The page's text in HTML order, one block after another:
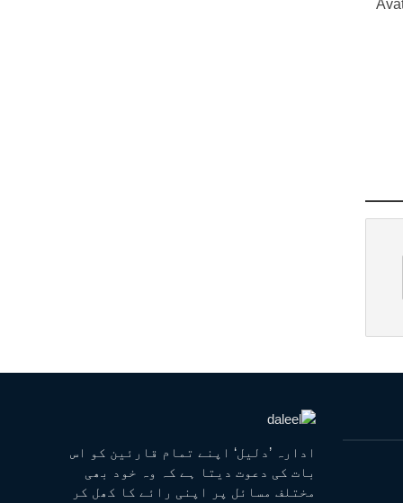
ادارہ ’دلیل‘ اپنے تمام قارئین کو اس
بات کی دعوت دیتا ہے کہ وہ خود بھی
مختلف مسائل پر اپنی رائے کا کھل کر